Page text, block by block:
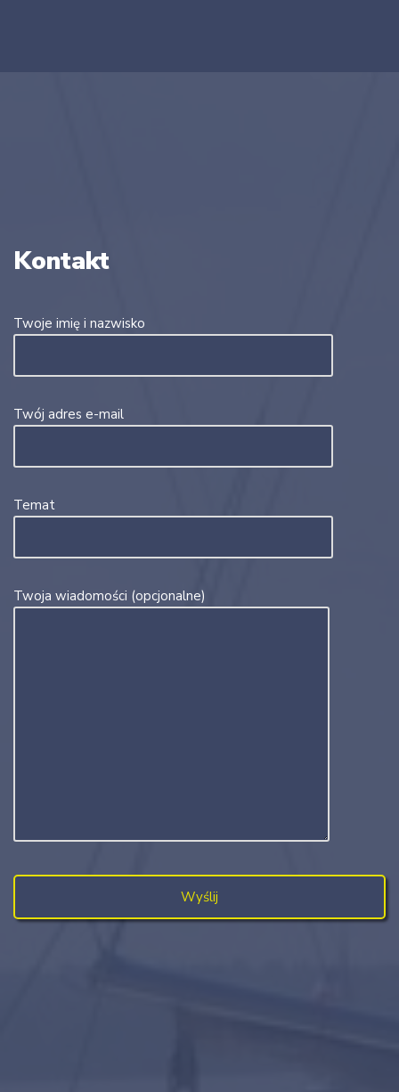
Kontakt
Twoje imię i nazwisko
Twój adres e-mail
Temat
Twoja wiadomości (opcjonalne)